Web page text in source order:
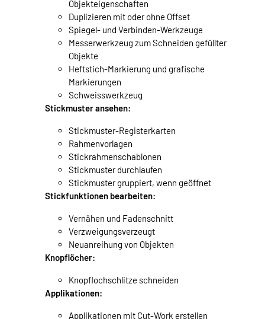
Objekteigenschaften
Duplizieren mit oder ohne Offset
Spiegel- und Verbinden-Werkzeuge
Messerwerkzeug zum Schneiden gefüllter
Objekte
Heftstich-Markierung und grafische
Markierungen
Schweisswerkzeug
Stickmuster ansehen:
Stickmuster-Registerkarten
Rahmenvorlagen
Stickrahmenschablonen
Stickmuster durchlaufen
Stickmuster gruppiert, wenn geöffnet
Stickfunktionen bearbeiten:
Vernähen und Fadenschnitt
Verzweigungsverzeugt
Neuanreihung von Objekten
Knopflöcher:
Knopflochschlitze schneiden
Applikationen:
Applikationen mit Cut-Work erstellen